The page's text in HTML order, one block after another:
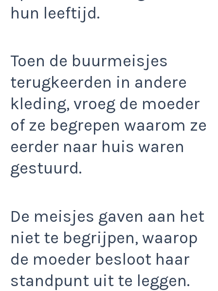
hun leeftijd.​
Toen de buurmeisjes
terugkeerden in andere
kleding, vroeg de moeder
of ze begrepen waarom ze
eerder naar huis waren
gestuurd.
De meisjes gaven aan het
niet te begrijpen, waarop
de moeder besloot haar
standpunt uit te leggen.